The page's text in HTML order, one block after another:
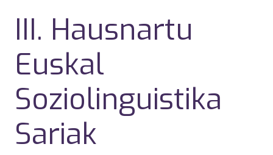
III. Hausnartu
Euskal
Soziolinguistika
Sariak